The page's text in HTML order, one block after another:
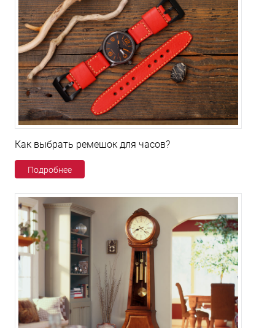
Как выбрать ремешок для часов?
Подробнее